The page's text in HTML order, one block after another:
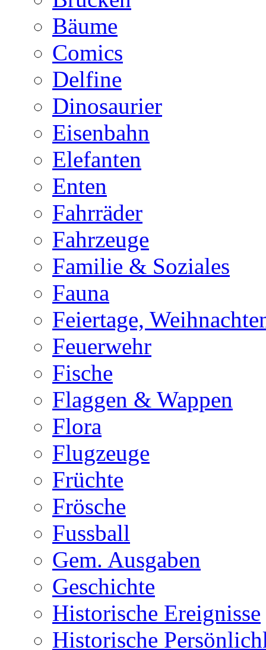
Bäume
Comics
Delfine
Dinosaurier
Eisenbahn
Elefanten
Enten
Fahrräder
Fahrzeuge
Familie & Soziales
Fauna
Feiertage,
Feuerwehr
Fische
Flaggen & Wappen
Flora
Flugzeuge
Früchte
Frösche
Fussball
Gem. Ausgaben
Geschichte
Historische Ereignisse
Historische